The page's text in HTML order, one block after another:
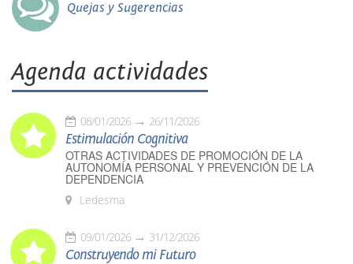
Quejas y Sugerencias
Agenda actividades
08/01/2026 26/11/2026
Estimulación Cognitiva
OTRAS ACTIVIDADES DE PROMOCIÓN DE LA
AUTONOMÍA PERSONAL Y PREVENCIÓN DE LA
DEPENDENCIA
Ledesma
09/01/2026 31/12/2026
Construyendo mi Futuro